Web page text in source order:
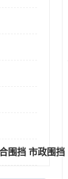
围挡 市政围挡